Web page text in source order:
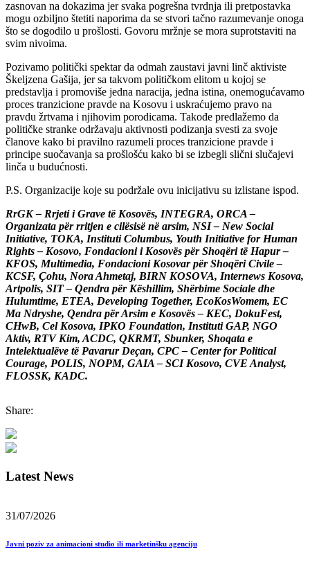
zasnovan na dokazima jer svaka pogrešna tvrdnja ili pretpostavka
mogu ozbiljno štetiti naporima da se stvori tačno razumevanje onoga
što se dogodilo u prošlosti. Govoru mržnje se mora suprotstaviti na
svim nivoima.
Pozivamo politički spektar da odmah zaustavi javni linč aktiviste
Škeljzena Gašija, jer sa takvom političkom elitom u kojoj se
predstavlja i promoviše jedna naracija, jedna istina, onemogućavamo
proces tranzicione pravde na Kosovu i uskraćujemo pravo na
pravdu žrtvama i njihovim porodicama. Takođe predlažemo da
političke stranke održavaju aktivnosti podizanja svesti za svoje
članove kako bi pravilno razumeli proces tranzicione pravde i
principe suočavanja sa prošlošću kako bi se izbegli slični slučajevi
linča u budućnosti.
P.S. Organizacije koje su podržale ovu inicijativu su izlistane ispod.
RrGK – Rrjeti i Grave të Kosovës, INTEGRA, ORCA –
Organizata për rritjen e cilësisë në arsim, NSI – New Social
Initiative, TOKA, Instituti Columbus, Youth Initiative for Human
Rights – Kosovo, Fondacioni i Kosovës për Shoqëri të Hapur –
KFOS, Multimedia, Fondacioni Kosovar për Shoqëri Civile –
KCSF, Çohu, Nora Ahmetaj, BIRN KOSOVA, Internews Kosova,
Artpolis, SIT – Qendra për Këshillim, Shërbime Sociale dhe
Hulumtime, ETEA, Developing Together, EcoKosWomem, EC
Ma Ndryshe, Qendra për Arsim e Kosovës – KEC, DokuFest,
CHwB, Cel Kosova, IPKO Foundation, Instituti GAP, NGO
Aktiv, RTV Kim, ACDC, QKRMT, Sbunker, Shoqata e
Intelektualëve të Pavarur Deçan, CPC – Center for Political
Courage, POLIS, NOPM, GAIA – SCI Kosovo, CVE Analyst,
FLOSSK, KADC.
Share:
Latest News
31/07/2026
Javni poziv za animacioni studio ili marketinšku agenciju